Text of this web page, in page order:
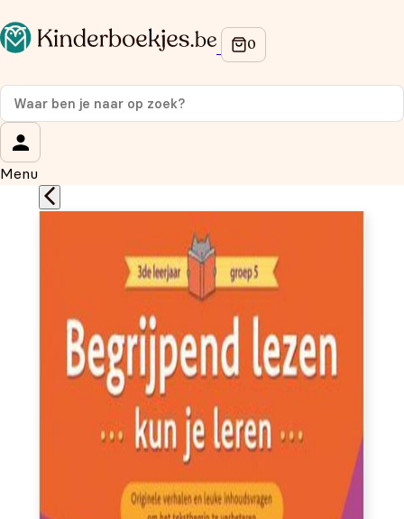
Menu
Op de hoogte blijven van onze acties?
Meld je aan voor onze nieuwsbrief en ontvang
korting
Wat is je voornaam?
Wat is je e-mailadres?*
Aanmelden
We gebruiken je gegevens om contact op te nemen, in
overeenstemming met onsprivacybeleid.